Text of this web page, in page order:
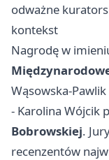
odważne
kontekst
Nagrodę w
Wąsowska-
- Karolina Wójcik
Bobrowskiej.
recenzentów